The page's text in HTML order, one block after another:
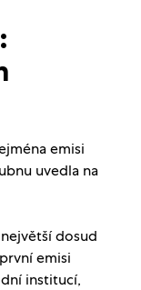
emisi
uvedla na
dosud
emisi
institucí,